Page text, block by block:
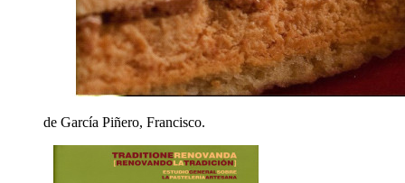
de García Piñero, Francisco.